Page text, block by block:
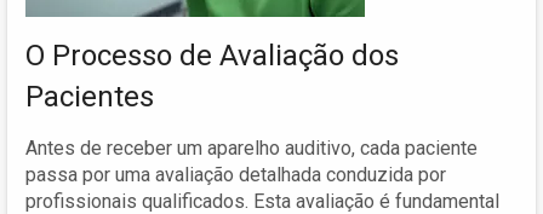
O Processo de Avaliação dos
Pacientes
Antes de receber um aparelho auditivo, cada paciente
passa por uma avaliação detalhada conduzida por
profissionais qualificados. Esta avaliação é fundamental